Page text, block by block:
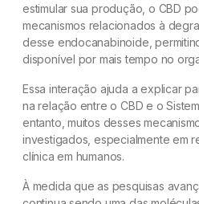
estimular sua produção, o CBD
mecanismos relacionados à
desse endocanabinoide,
disponível por mais tempo no
Essa interação ajuda a explicar
na relação entre o CBD e o
entanto, muitos desses
investigados, especialmente em
clínica em humanos.
À medida que as pesquisas